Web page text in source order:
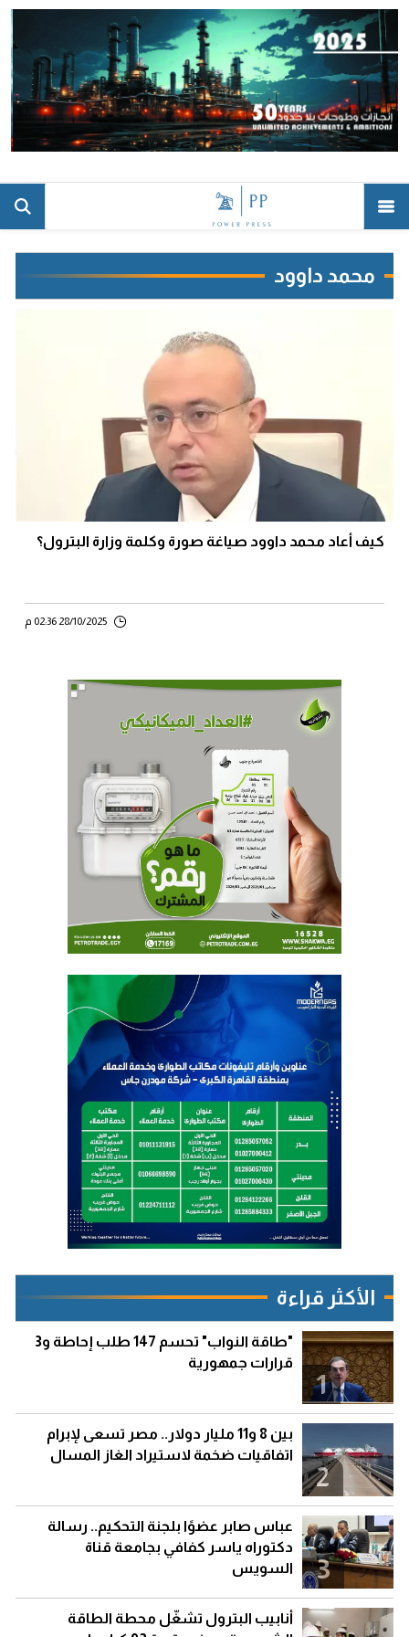
محمد داوود
كيف أعاد محمد داوود صياغة صورة وكلمة وزارة البترول؟
28/10/2025 02:36 م
الأكثر قراءة
1
"طاقة النواب" تحسم 147 طلب إحاطة و3
قرارات جمهورية
2
بين 8 و11 مليار دولار.. مصر تسعى لإبرام
اتفاقيات ضخمة لاستيراد الغاز المسال
3
عباس صابر عضوًا بلجنة التحكيم.. رسالة
دكتوراه ياسر كفافي بجامعة قناة
السويس
أنابيب البترول تشغّل محطة الطاقة